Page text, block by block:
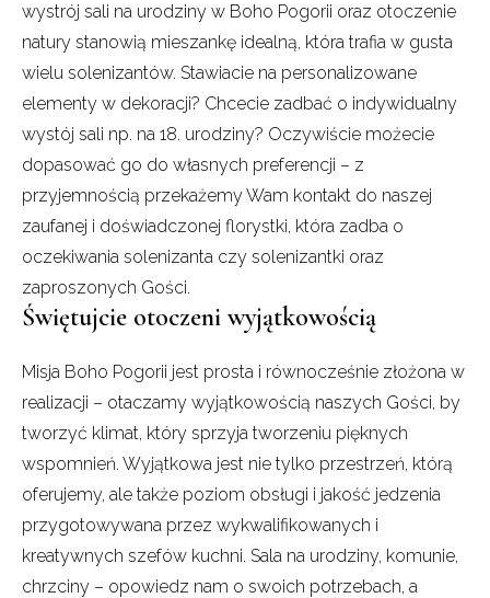
wystrój sali na urodziny w Boho Pogorii oraz otoczenie
natury stanowią mieszankę idealną, która trafia w gusta
wielu solenizantów. Stawiacie na personalizowane
elementy w dekoracji? Chcecie zadbać o indywidualny
wystój sali np. na 18. urodziny? Oczywiście możecie
dopasować go do własnych preferencji – z
przyjemnością przekażemy Wam kontakt do naszej
zaufanej i doświadczonej florystki, która zadba o
oczekiwania solenizanta czy solenizantki oraz
zaproszonych Gości.
Świętujcie otoczeni wyjątkowością
Misja Boho Pogorii jest prosta i równocześnie złożona w
realizacji – otaczamy wyjątkowością naszych Gości, by
tworzyć klimat, który sprzyja tworzeniu pięknych
wspomnień. Wyjątkowa jest nie tylko przestrzeń, którą
oferujemy, ale także poziom obsługi i jakość jedzenia
przygotowywana przez wykwalifikowanych i
kreatywnych szefów kuchni. Sala na urodziny, komunie,
chrzciny – opowiedz nam o swoich potrzebach, a